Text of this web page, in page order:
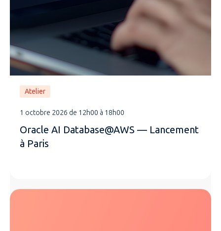
Atelier
1 octobre 2026 de 12h00 à 18h00
Oracle AI Database@AWS — Lancement
à Paris